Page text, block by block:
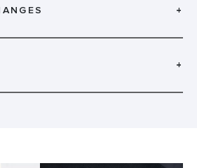
+
+